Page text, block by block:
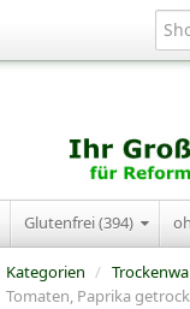
Glutenfrei (394)
Kategorien /
Tomaten, Paprika